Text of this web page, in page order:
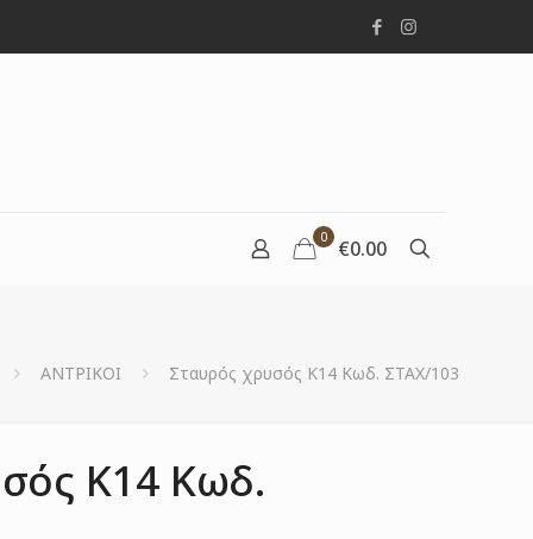
0 €0.00
ΑΝΤΡΙΚΟΙ Σταυρός χρυσός Κ14 Κωδ. ΣΤΑΧ/103
Κ14 Κωδ.